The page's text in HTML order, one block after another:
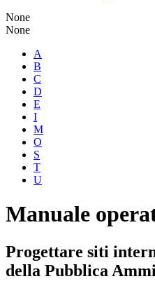
None
None
A
B
C
D
E
I
M
O
S
T
U
Manuale
Progettare siti
della Pubblica